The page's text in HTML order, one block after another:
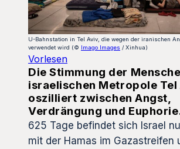
U-Bahnstation in Tel Aviv, die wegen der iranischen
verwendet wird (© Imago Images / Xinhua)
Vorlesen
Die Stimmung der
israelischen Metropole Tel
oszilliert zwischen Angst,
Verdrängung und
625 Tage befindet sich Israel
mit der Hamas im Gazastreifen